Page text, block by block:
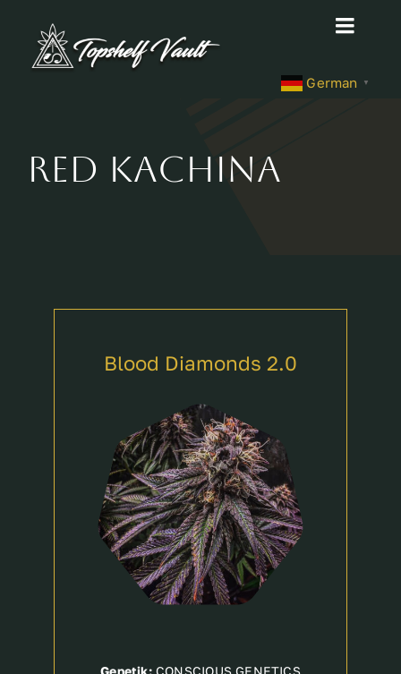
content
German ▼
Red Kachina
Blood Diamonds 2.0
Genetik:CONSCIOUS GENETICS